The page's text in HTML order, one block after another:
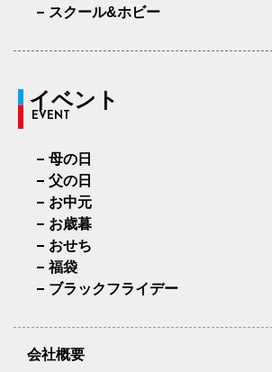
スクール&ホビー
イベント
EVENT
母の日
父の日
お中元
お歳暮
おせち
福袋
ブラックフライデー
会社概要